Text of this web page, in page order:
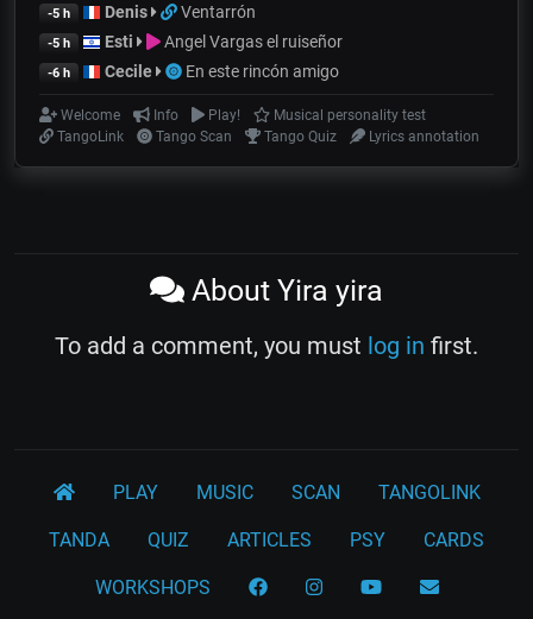
-5 h Denis Ventarrón
-5 h Esti Angel Vargas el ruiseñor
-6 h Cecile En este rincón amigo
Welcome Info Play!
Musical personality test
TangoLink
Tango Scan Tango Quiz Lyrics annotation
About Yira yira
To add a comment, you must log in first.
PLAY MUSIC SCAN TANGOLINK
TANDA QUIZ ARTICLES PSY CARDS
WORKSHOPS